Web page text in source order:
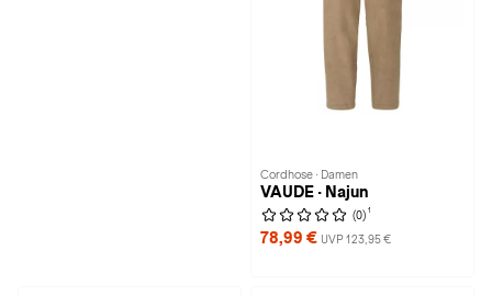
Cordhose · Damen
VAUDE · Najun
(0) 1
78,99 € UVP 123,95 €